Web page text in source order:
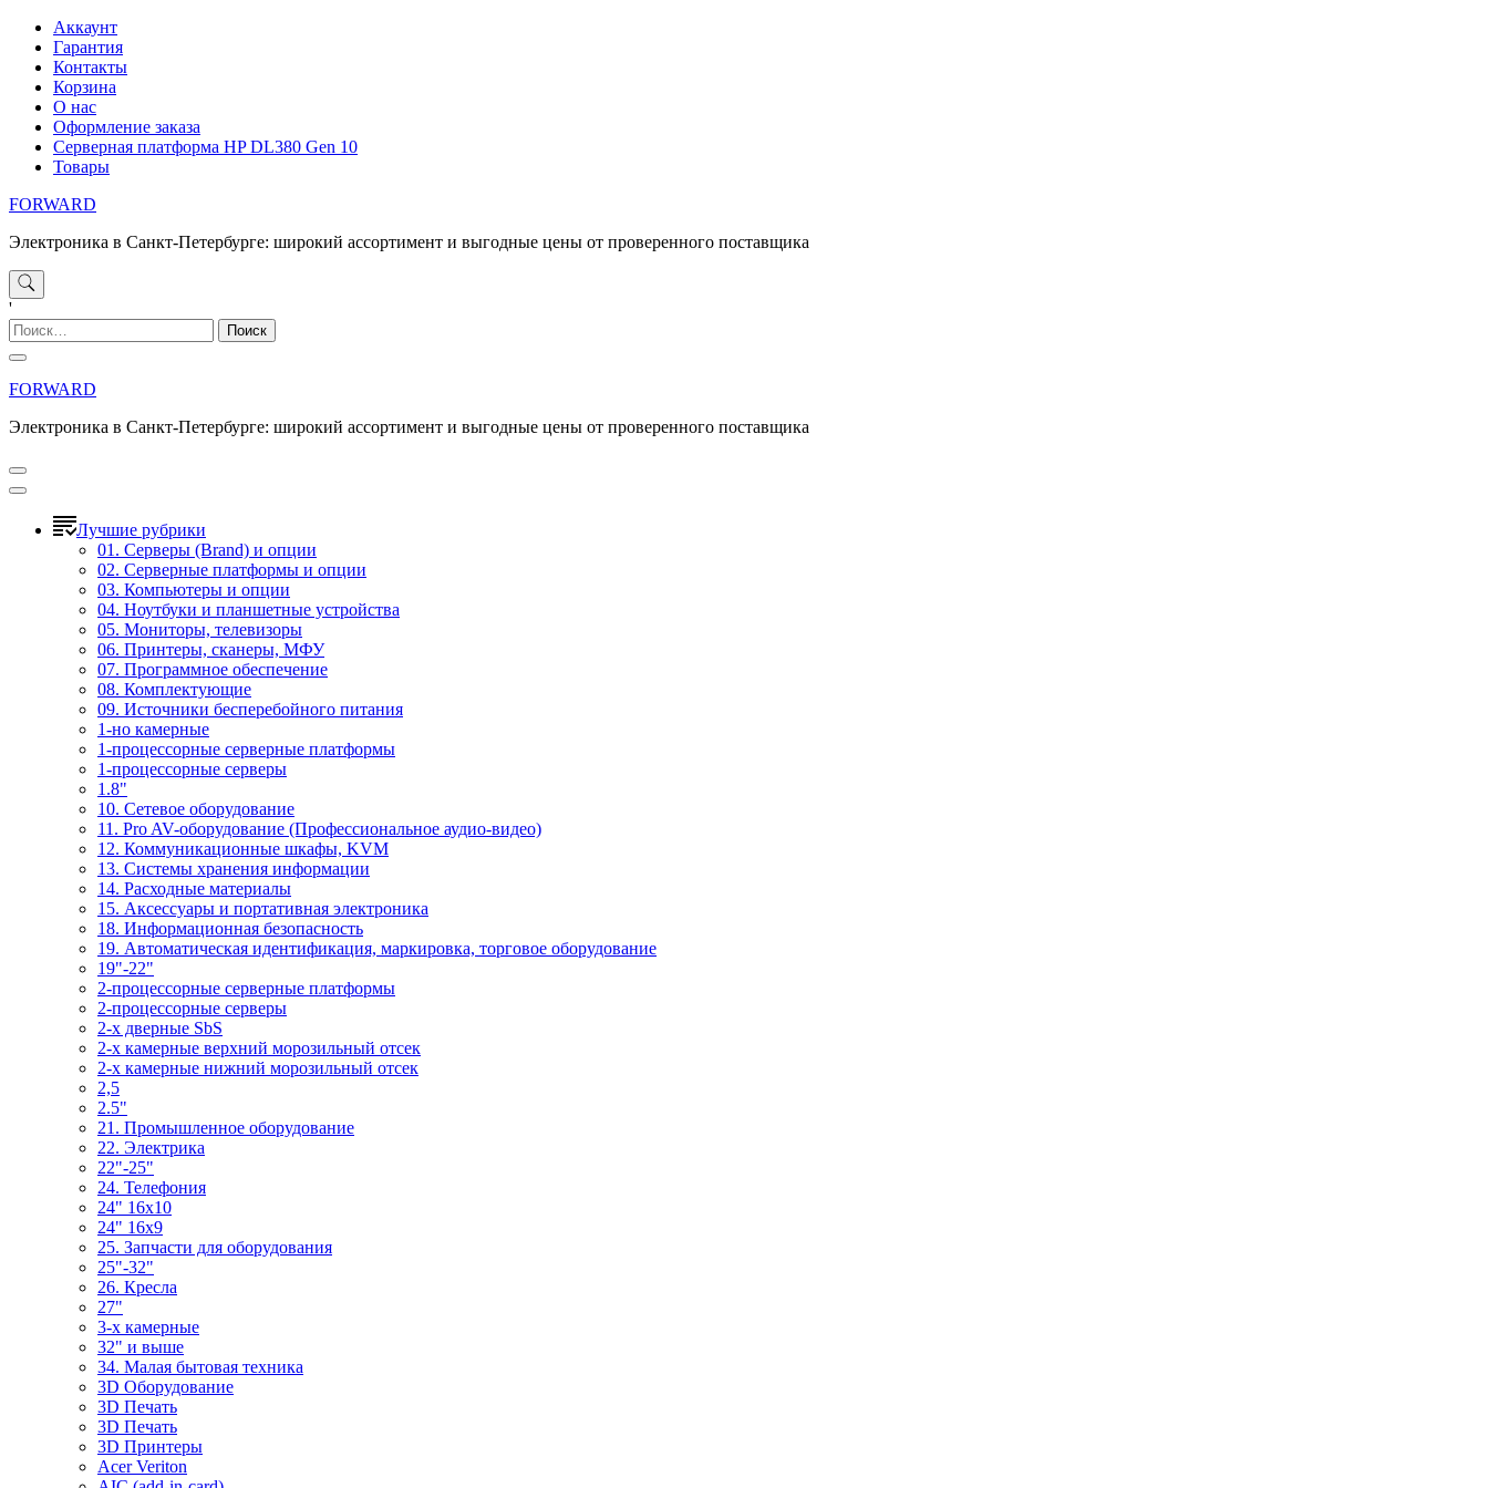
Перейти
содержимому
Аккаунт
Гарантия
Контакты
Корзина
О нас
Оформление заказа
Серверная платформа HP DL380 Gen 10
Товары
FORWARD
Электроника в Санкт-Петербурге: широкий ассортимент и выгодные цены от проверенного поставщика
'
Найти:
FORWARD
Электроника в Санкт-Петербурге: широкий ассортимент и выгодные цены от проверенного поставщика
Лучшие рубрики
01. Серверы (Brand) и опции
02. Серверные платформы и опции
03. Компьютеры и опции
04. Ноутбуки и планшетные устройства
05. Мониторы, телевизоры
06. Принтеры, сканеры, МФУ
07. Программное обеспечение
08. Комплектующие
09. Источники бесперебойного питания
1-но камерные
1-процессорные серверные платформы
1-процессорные серверы
1.8"
10. Сетевое оборудование
11. Pro AV-оборудование (Профессиональное аудио-видео)
12. Коммуникационные шкафы, KVM
13. Системы хранения информации
14. Расходные материалы
15. Аксессуары и портативная электроника
18. Информационная безопасность
19. Автоматическая идентификация, маркировка, торговое оборудование
19"-22"
2-процессорные серверные платформы
2-процессорные серверы
2-х дверные SbS
2-х камерные верхний морозильный отсек
2-х камерные нижний морозильный отсек
2,5
2.5"
21. Промышленное оборудование
22. Электрика
22"-25"
24. Телефония
24" 16x10
24" 16x9
25. Запчасти для оборудования
25"-32"
26. Кресла
27"
3-x камерные
32" и выше
34. Малая бытовая техника
3D Оборудование
3D Печать
3D Печать
3D Принтеры
Acer Veriton